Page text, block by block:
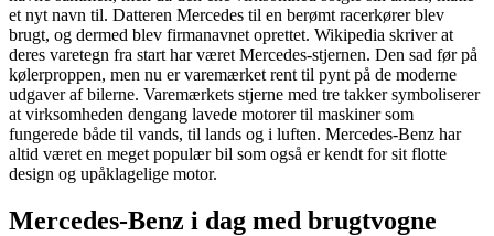
et nyt navn til. Datteren Mercedes til en berømt racerkører blev
brugt, og dermed blev firmanavnet oprettet. Wikipedia skriver at
deres varetegn fra start har været Mercedes-stjernen. Den sad før på
kølerproppen, men nu er varemærket rent til pynt på de moderne
udgaver af bilerne. Varemærkets stjerne med tre takker symboliserer
at virksomheden dengang lavede motorer til maskiner som
fungerede både til vands, til lands og i luften. Mercedes-Benz har
altid været en meget populær bil som også er kendt for sit flotte
design og upåklagelige motor.
Mercedes-Benz i dag med brugtvogne